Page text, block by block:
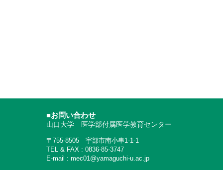
■お問い合わせ
山口大学 医学部付属医学教育センター
〒755-8505 宇部市南小串1-1-1
TEL & FAX : 0836-85-3747
E-mail : mec01@yamaguchi-u.ac.jp